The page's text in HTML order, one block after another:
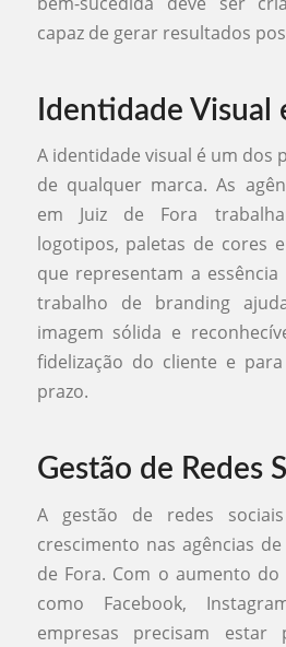
capaz de gerar resultados
Identidade Visual
A identidade visual é um dos
de qualquer marca. As
em Juiz de Fora
logotipos, paletas de cores
que representam a
trabalho de branding
imagem sólida e
fidelização do cliente e
prazo.
Gestão de Redes
A gestão de redes
crescimento nas agências
de Fora. Com o aumento
como Facebook,
empresas precisam estar